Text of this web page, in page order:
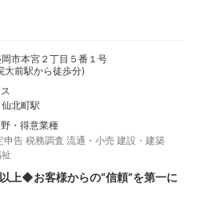
市本宮２丁目５番１号
大前駅から徒歩分)
北町駅
・得意業種
申告 税務調査 流通・小売 建設・建築
◆お客様からの“信頼”を第一に